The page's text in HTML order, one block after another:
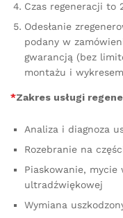
Czas regeneracji to
Odesłanie
podany w
gwarancją (bez
montażu i
*Zakres usługi
Analiza i diagnoza
Rozebranie na
Piaskowanie,
ultradźwiękowej
Wymiana